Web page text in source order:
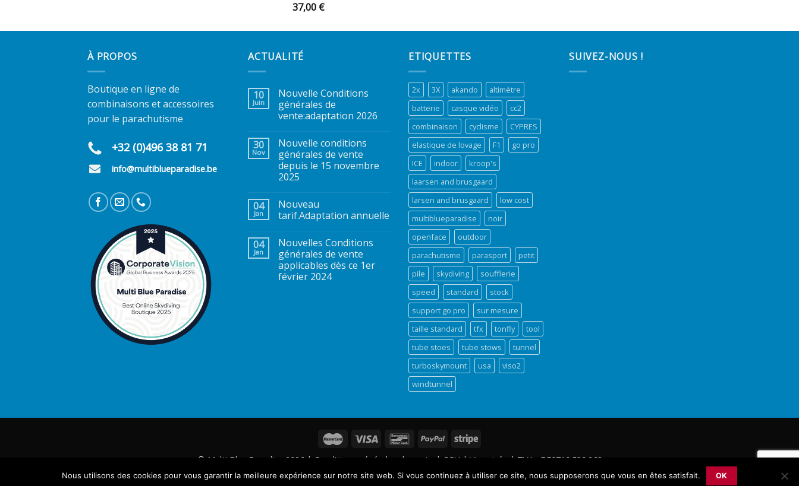
37,00 €
À PROPOS
Boutique en ligne de
combinaisons et accessoires
pour le parachutisme
+32 (0)496 38 81 71
info@multiblueparadise.be
ACTUALITÉ
10
Juin
Nouvelle Conditions
générales de
vente:adaptation 2026
30
Nov
Nouvelle conditions
générales de vente
depuis le 15 novembre
2025
04
Jan
Nouveau
tarif.Adaptation annuelle
04
Jan
Nouvelles Conditions
générales de vente
applicables dès ce 1er
février 2024
ETIQUETTES
2x 3X akando
altimètre
batterie
casque vidéo
cc2
combinaison
cyclisme
CYPRES
elastique de lovage
F1
go pro
ICE
indoor
kroop's
laarsen and brusgaard
larsen and brusgaard
low cost
multiblueparadise
noir
openface
outdoor
parachutisme
parasport
petit
pile
skydiving
soufflerie
speed
standard
stock
support go pro
sur mesure
taille standard
tfx tonfly
tool
tube stoes
tube stows
tunnel
turboskymount
usa
viso2
windtunnel
SUIVEZ-NOUS !
© Multi Blue Paradise 2026 | Conditions générales de vente | CGU | Vie privée
| TVA : BE0719.539.268
Site web réalisé par
Nous utilisons des cookies pour vous garantir la meilleure expérience sur notre site web. Si vous continuez à utiliser ce site, nous supposerons que vous en êtes satisfait. OK